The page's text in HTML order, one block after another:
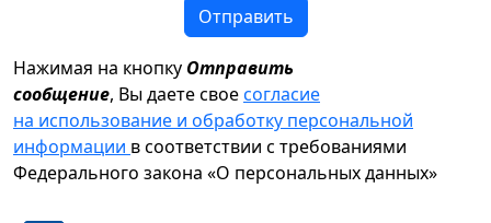
Отправить
Нажимая на кнопку Отправить
сообщение, Вы даете своесогласие
на использование и обработку персональной
информации в соответствии с требованиями
Федерального закона «О персональных данных»